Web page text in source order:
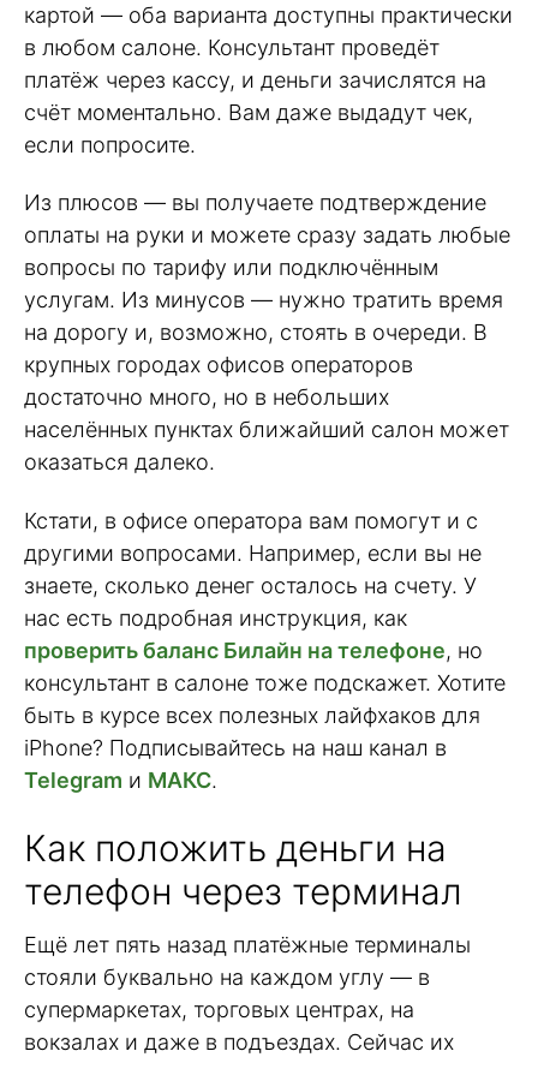
картой — оба варианта доступны практически
в любом салоне. Консультант проведёт
платёж через кассу, и деньги зачислятся на
счёт моментально. Вам даже выдадут чек,
если попросите.
Из плюсов — вы получаете подтверждение
оплаты на руки и можете сразу задать любые
вопросы по тарифу или подключённым
услугам. Из минусов — нужно тратить время
на дорогу и, возможно, стоять в очереди. В
крупных городах офисов операторов
достаточно много, но в небольших
населённых пунктах ближайший салон может
оказаться далеко.
Кстати, в офисе оператора вам помогут и с
другими вопросами. Например, если вы не
знаете, сколько денег осталось на счету. У
нас есть подробная инструкция, как
проверить баланс Билайн на телефоне, но
консультант в салоне тоже подскажет. Хотите
быть в курсе всех полезных лайфхаков для
iPhone? Подписывайтесь на наш канал в
Telegram и МАКС.
Как положить деньги на
телефон через терминал
Ещё лет пять назад платёжные терминалы
стояли буквально на каждом углу — в
супермаркетах, торговых центрах, на
вокзалах и даже в подъездах. Сейчас их